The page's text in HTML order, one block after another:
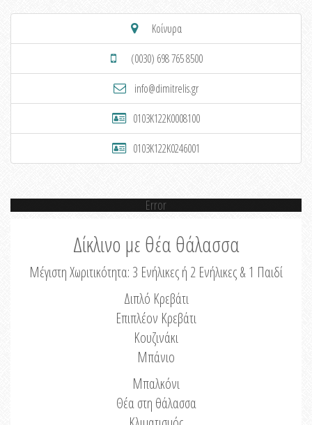
Κοίνυρα
(0030) 698 765 8500
info@dimitrelis.gr
0103K122K0008100
0103K122K0246001
Error
Δίκλινο με θέα θάλασσα
Μέγιστη Χωριτικότητα: 3 Ενήλικες ή 2 Ενήλικες & 1 Παιδί
Διπλό Κρεβάτι
Επιπλέον Κρεβάτι
Κουζινάκι
Μπάνιο
Μπαλκόνι
Θέα στη θάλασσα